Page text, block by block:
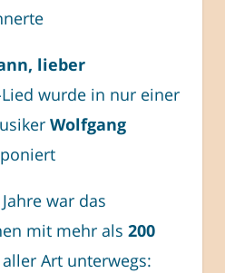
lieber
Lied wurde in nur einer
Wolfgang
war das
mit mehr als 200
aller Art unterwegs: